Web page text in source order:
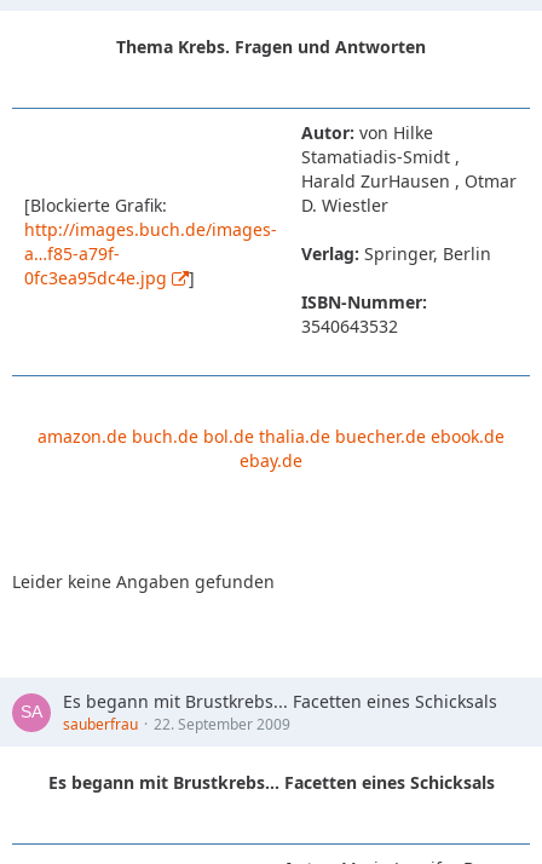
Thema Krebs. Fragen und Antworten
[Blockierte Grafik:
http://images.buch.de/images-
a…f85-a79f-
0fc3ea95dc4e.jpg
]
Autor: von Hilke
Stamatiadis-Smidt ,
Harald ZurHausen , Otmar
D. Wiestler
Verlag: Springer, Berlin
ISBN-Nummer:
3540643532
amazon.de buch.de bol.de thalia.de buecher.de ebook.de
ebay.de
Leider keine Angaben gefunden
Es begann mit Brustkrebs... Facetten eines Schicksals
sauberfrau 22. September 2009
Es begann mit Brustkrebs... Facetten eines Schicksals